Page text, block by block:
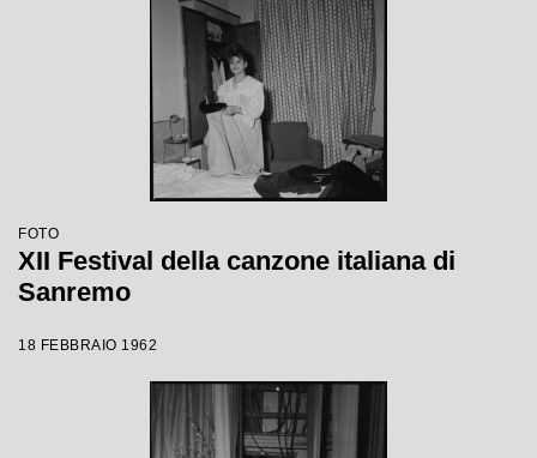
FOTO
XII Festival della canzone italiana di
Sanremo
18 FEBBRAIO 1962